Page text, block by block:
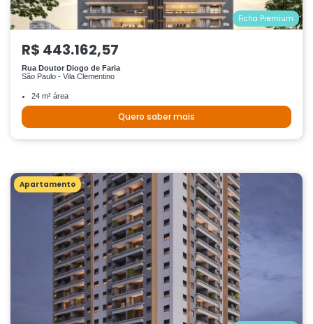
Ficha Premium
R$ 443.162,57
Rua Doutor Diogo de Faria
São Paulo - Vila Clementino
24 m² área
Quero saber mais
Apartamento